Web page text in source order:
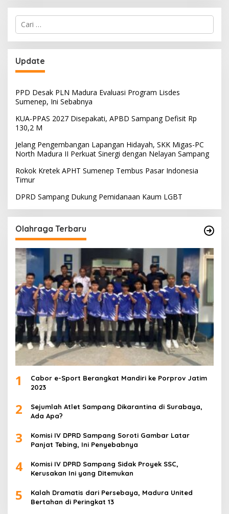
Cari
untuk:
Update
PPD Desak PLN Madura Evaluasi Program Lisdes
Sumenep, Ini Sebabnya
KUA-PPAS 2027 Disepakati, APBD Sampang Defisit Rp
130,2 M
Jelang Pengembangan Lapangan Hidayah, SKK Migas-PC
North Madura II Perkuat Sinergi dengan Nelayan Sampang
Rokok Kretek APHT Sumenep Tembus Pasar Indonesia
Timur
DPRD Sampang Dukung Pemidanaan Kaum LGBT
Olahraga Terbaru
1
Cabor e-Sport Berangkat Mandiri ke Porprov Jatim
2023
2
Sejumlah Atlet Sampang Dikarantina di Surabaya,
Ada Apa?
3
Komisi IV DPRD Sampang Soroti Gambar Latar
Panjat Tebing, Ini Penyebabnya
4
Komisi IV DPRD Sampang Sidak Proyek SSC,
Kerusakan Ini yang Ditemukan
5
Kalah Dramatis dari Persebaya, Madura United
Bertahan di Peringkat 13